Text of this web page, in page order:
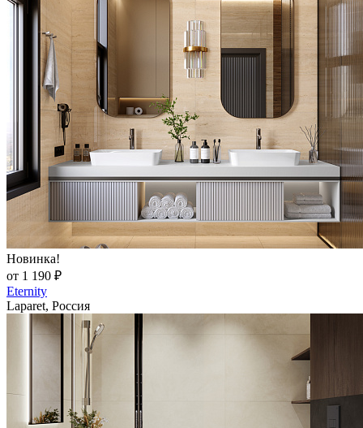
Новинка!
от 1 190 ₽
Eternity
Laparet, Россия